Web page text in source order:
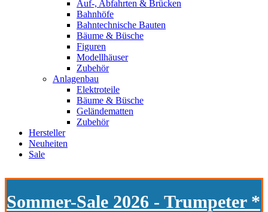
Auf-, Abfahrten & Brücken
Bahnhöfe
Bahntechnische Bauten
Bäume & Büsche
Figuren
Modellhäuser
Zubehör
Anlagenbau
Elektroteile
Bäume & Büsche
Geländematten
Zubehör
Hersteller
Neuheiten
Sale
Sommer-Sale 2026 - Trumpeter *